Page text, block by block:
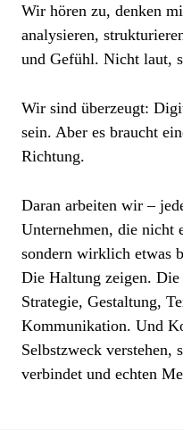
Wir hören zu, denken
analysieren,
und Gefühl. Nicht laut,
Wir sind überzeugt:
sein. Aber es braucht
Richtung.
Daran arbeiten wir –
Unternehmen, die nicht
sondern wirklich etwas
Die Haltung zeigen. Die
Strategie, Gestaltung,
Kommunikation. Und
Selbstzweck verstehen,
verbindet und echten